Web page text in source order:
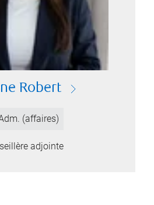
Robert
(affaires)
adjointe